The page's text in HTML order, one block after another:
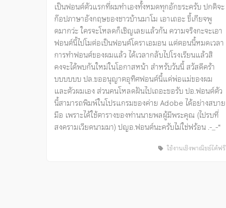
เป็นฟอนต์ตัวแรกที่ผมทำเองทั้งหมดทุกอักขระครับ ปกติจะ
ก๊อปภาษาอังกฤษของชาวบ้านมาโม เอาเถอะ ขี้เกียจพู
ดมากว่ะ ใครจะโหลดก็เชิญเลยแล้วกัน ความจริงกะจะเอา
ฟอนต์นี้ไปโมต่อเป็นฟอนต์โดราเอมอน แต่ตอนนี้หมดเวลา
การทำฟอนต์ของผมแล้ว ได้เวลากลับไปโรงเรียนแล้วสิ
คงจะได้พบกันใหม่ในโอกาสหน้า สำหรับวันนี้ สวัสดีคร้า
บบบบบบ ปล.ขออนุญาตอุทิศฟอนต์นี้แด่พ่อแม่ของผม
และตัวผมเอง ส่วนคนโหลดฝันไปเถอะขอรับ ปอ.ฟอนต์ตัว
นี้สามารถพิมพ์ในโปรแกรมของค่าย Adobe ได้อย่างสบาย
มือ เพราะได้ใช้ตารางของท่านนายพลผู้มีพระคุณ (ไปรบที่
สงครามเวียดนามมา) ปญอ.ฟอนต์นะครับไม่ใช่ฟร้อน .-_-“
ใช้งานเชิงพาณิชย์ได้ฟรี